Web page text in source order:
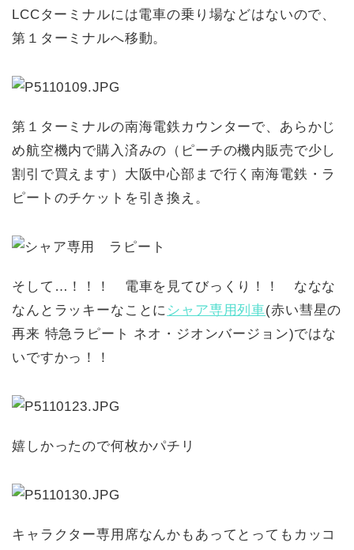
LCCターミナルには電車の乗り場などはないので、
第１ターミナルへ移動。
第１ターミナルの南海電鉄カウンターで、あらかじ
め航空機内で購入済みの（ピーチの機内販売で少し
割引で買えます）大阪中心部まで行く南海電鉄・ラ
ピートのチケットを引き換え。
そして…！！！ 電車を見てびっくり！！ ななな
なんとラッキーなことに シャア専用列車(赤い彗星の
再来 特急ラピート ネオ・ジオンバージョン)ではな
いですかっ！！
嬉しかったので何枚かパチリ
キャラクター専用席なんかもあってとってもカッコ